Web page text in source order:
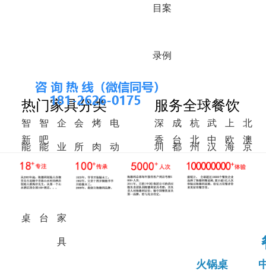
目
录
案
例
热门家具分类
智
能
火
桌
智
能
调
台
企
业
家
具
会
所
家
烤
肉
桌
电
动
新
中
式
吧
椅
服务全球餐饮
深
圳
成
都
杭
州
武
汉
上
海
北
京
香
港
台 北
美
中
东
欧
洲
澳
洲
火锅桌